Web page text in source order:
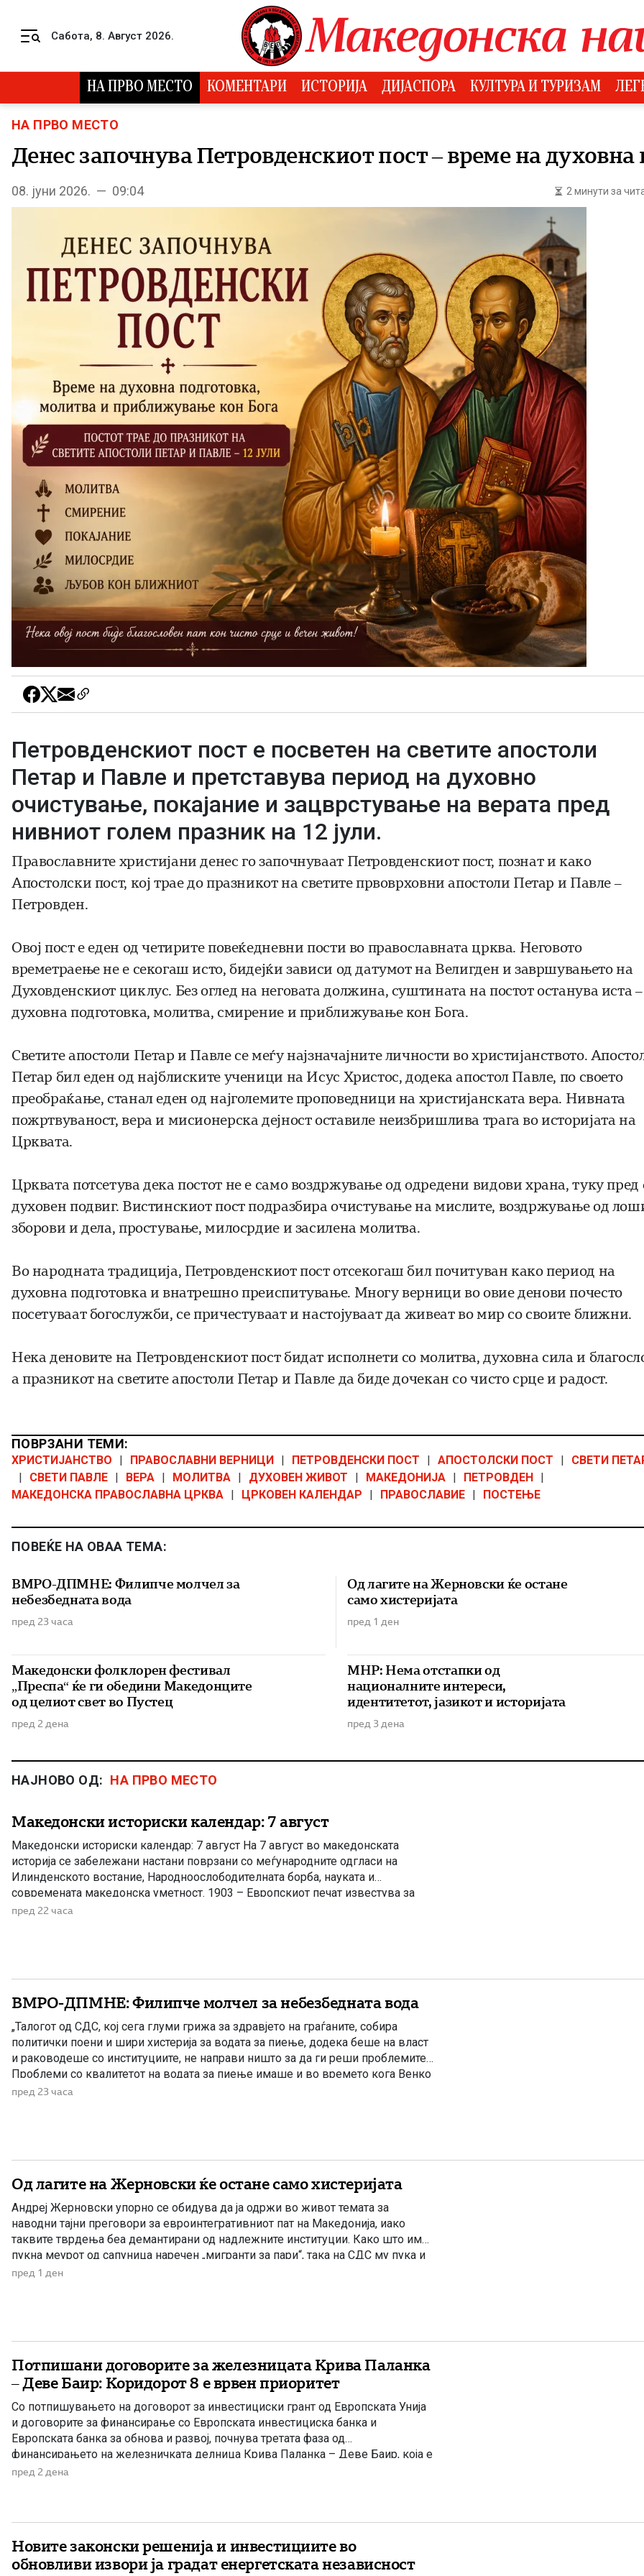
Сабота, 8. Август 2026.
НА ПРВО МЕСТО КОМЕНТАРИ ИСТОРИЈА ДИЈАСПОРА КУЛТУРА И ТУРИЗАМ
НА ПРВО МЕСТО
Денес започнува Петровденскиот пост – време на
08. јуни 2026. — 09:04 2 минути за
Петровденскиот пост е посветен на светите апостоли
Петар и Павле и претставува период на духовно
очистување, покајание и зацврстување на верата пред
нивниот голем празник на 12 јули.
Православните христијани денес го започнуваат Петровденскиот пост, познат и како
Апостолски пост, кој трае до празникот на светите првоврховни апостоли Петар и Павле –
Петровден.
Овој пост е еден од четирите повеќедневни пости во православната црква. Неговото
времетраење не е секогаш исто, бидејќи зависи од датумот на Велигден и завршувањето на
Духовденскиот циклус. Без оглед на неговата должина, суштината на постот останува иста –
духовна подготовка, молитва, смирение и приближување кон Бога.
Светите апостоли Петар и Павле се меѓу најзначајните личности во христијанството.
Петар бил еден од најблиските ученици на Исус Христос, додека апостол Павле, по своето
преобраќање, станал еден од најголемите проповедници на христијанската вера. Нивната
пожртвуваност, вера и мисионерска дејност оставиле неизбришлива трага во историјата на
Црквата.
Црквата потсетува дека постот не е само воздржување од одредени видови храна, туку пред
духовен подвиг. Вистинскиот пост подразбира очистување на мислите, воздржување од
зборови и дела, простување, милосрдие и засилена молитва.
Во народната традиција, Петровденскиот пост отсекогаш бил почитуван како период на
духовна подготовка и внатрешно преиспитување. Многу верници во овие денови почесто
посетуваат богослужби, се причестуваат и настојуваат да живеат во мир со своите ближни.
Нека деновите на Петровденскиот пост бидат исполнети со молитва, духовна сила и
а празникот на светите апостоли Петар и Павле да биде дочекан со чисто срце и радост.
ПОВРЗАНИ ТЕМИ:
ХРИСТИЈАНСТВО ПРАВОСЛАВНИ ВЕРНИЦИ ПЕТРОВДЕНСКИ ПОСТ АПОСТОЛСКИ ПОСТ
СВЕТИ
СВЕТИ ПАВЛЕ ВЕРА МОЛИТВА ДУХОВЕН ЖИВОТ МАКЕДОНИЈА ПЕТРОВДЕН
МАКЕДОНСКА ПРАВОСЛАВНА ЦРКВА
ЦРКОВЕН КАЛЕНДАР ПРАВОСЛАВИЕ ПОСТЕЊЕ
ПОВЕЌЕ НА ОВАА ТЕМА:
ВМРО-ДПМНЕ: Филипче молчел за
небезбедната вода
пред 23 часа
Од лагите на Жерновски ќе остане
само хистеријата
пред 1 ден
Македонски фолклорен фестивал
„Преспа“ ќе ги обедини Македонците
од целиот свет во Пустец
пред 2 дена
МНР: Нема отстапки од
националните интереси,
идентитетот, јазикот и историјата
пред 3 дена
НАЈНОВО ОД: НА ПРВО МЕСТО
Македонски историски календар: 7 август
Македонски историски календар: 7 август На 7 август во македонската
историја се забележани настани поврзани со меѓународните одгласи на
Илинденското востание, Народноослободителната борба, науката и
современата македонска уметност. 1903 – Европскиот печат известува за
Илинденското востание На 7 август 1903 година европската јавност ги
пред 22 часа
ВМРО-ДПМНЕ: Филипче молчел за небезбедната вода
„Талогот од СДС, кој сега глуми грижа за здравјето на граѓаните, собира
политички поени и шири хистерија за водата за пиење, додека беше на власт
и раководеше со институциите, не направи ништо за да ги реши проблемите.
Проблеми со квалитетот на водата за пиење имаше и во времето кога Венко
Филипче беше министер за здравство, […]
пред 23 часа
Од лагите на Жерновски ќе остане само хистеријата
Андреј Жерновски упорно се обидува да ја одржи во живот темата за
наводни тајни преговори за евроинтегративниот пат на Македонија, иако
таквите тврдења беа демантирани од надлежните институции. Како што им
пукна меурот од сапуница наречен „мигранти за пари“, така на СДС му пука и
најновата конструкција – дека власта тајно се подготвува да го […]
пред 1 ден
Потпишани договорите за железницата Крива Паланка
– Деве Баир: Коридорот 8 е врвен приоритет
Со потпишувањето на договорот за инвестициски грант од Европската Унија
и договорите за финансирање со Европската инвестициска банка и
Европската банка за обнова и развој, почнува третата фаза од
финансирањето на железничката делница Крива Паланка – Деве Баир, која е
дел од Коридорот 8. На потпишувањето во Владата присуствуваа премиерот
пред 2 дена
Новите законски решенија и инвестициите во
обновливи извори ја градат енергетската независност